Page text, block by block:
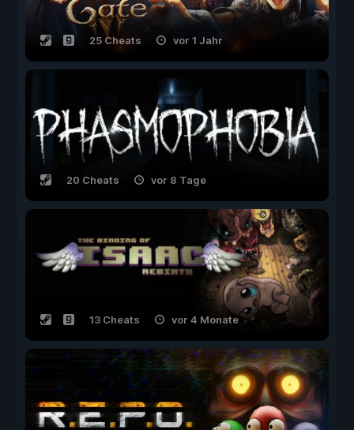
25 Cheats vor 1 Jahr
20 Cheats vor 8 Tage
13 Cheats vor 4 Monate